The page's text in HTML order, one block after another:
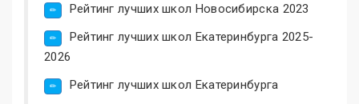
Рейтинг лучших школ Новосибирска 2023
Рейтинг лучших школ Екатеринбурга 2025-
2026
Рейтинг лучших школ Екатеринбурга